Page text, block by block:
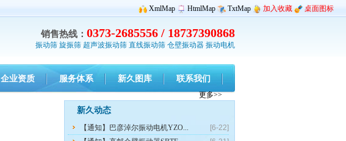
XmlMap HtmlMap TxtMap 加入收藏 桌面图标
销售热线： 0373-2685556 / 18737390868
振动筛 旋振筛 超声波振动筛 直线振动筛 仓壁振动器 振动电机
企业资质 服务体系 新久图库 联系我们
新久动态
更多>>
[6-22]
【通知】巴彦淖尔振动电机YZO...